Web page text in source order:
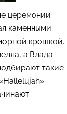
церемонии
каменными
крошкой.
а Влада
такие